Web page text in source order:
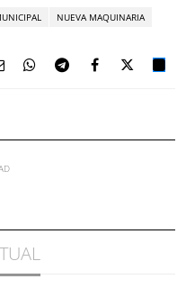
NUEVA MAQUINARIA